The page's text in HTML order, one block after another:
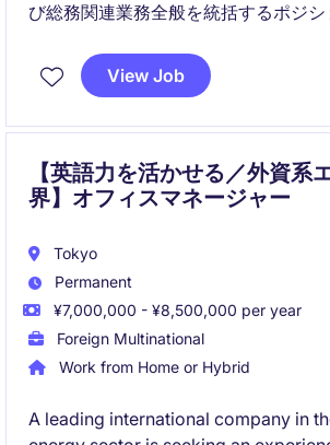
び総務関連業務全般を統括するポジシ
ロジェクト推進を通じて事業運営を支
す。
View Job
【英語力を活かせる／外資系
界】オフィスマネージャー
Tokyo
Permanent
¥7,000,000 - ¥8,500,000 per year
Foreign Multinational
Work from Home or Hybrid
A leading international company in